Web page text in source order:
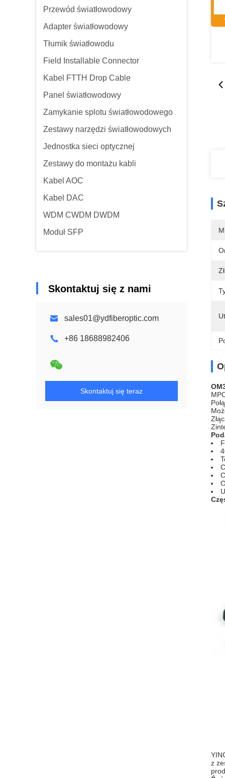
Przewód światłowodowy
Adapter światłowodowy
Tłumik światłowodu
Field Installable Connector
Kabel FTTH Drop Cable
Panel światłowodowy
Zamykanie splotu światłowodowego
Zestawy narzędzi światłowodowych
Jednostka sieci optycznej
Zestawy do montażu kabli
Kabel AOC
Kabel DAC
WDM CWDM DWDM
Moduł SFP
Skontaktuj się z nami
sales01@ydfiberoptic.com
+86 18688982406
Skontaktuj się teraz
z